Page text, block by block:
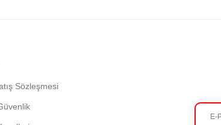
Sözleşmesi